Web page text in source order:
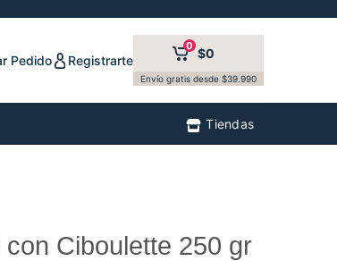
Pedido Registrarte
0 $0
Envío gratis desde $39.990
Tiendas
Ciboulette 250 gr